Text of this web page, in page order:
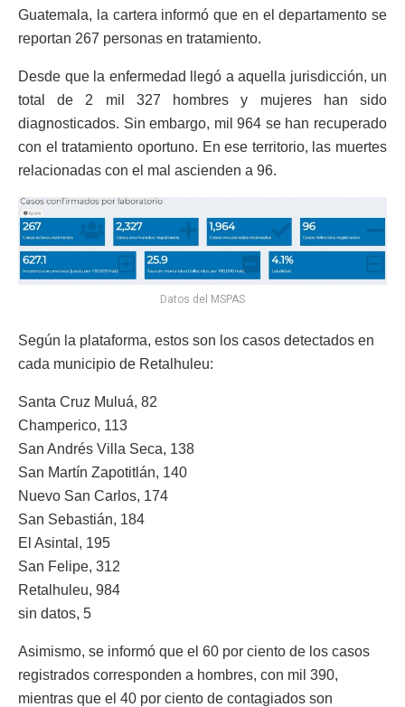
Guatemala, la cartera informó que en el departamento se
reportan 267 personas en tratamiento.
Desde que la enfermedad llegó a aquella jurisdicción, un
total de 2 mil 327 hombres y mujeres han sido
diagnosticados. Sin embargo, mil 964 se han recuperado
con el tratamiento oportuno. En ese territorio, las muertes
relacionadas con el mal ascienden a 96.
Datos del MSPAS
Según la plataforma, estos son los casos detectados en
cada municipio de Retalhuleu:
Santa Cruz Muluá, 82
Champerico, 113
San Andrés Villa Seca, 138
San Martín Zapotitlán, 140
Nuevo San Carlos, 174
San Sebastián, 184
El Asintal, 195
San Felipe, 312
Retalhuleu, 984
sin datos, 5
Asimismo, se informó que el 60 por ciento de los casos
registrados corresponden a hombres, con mil 390,
mientras que el 40 por ciento de contagiados son